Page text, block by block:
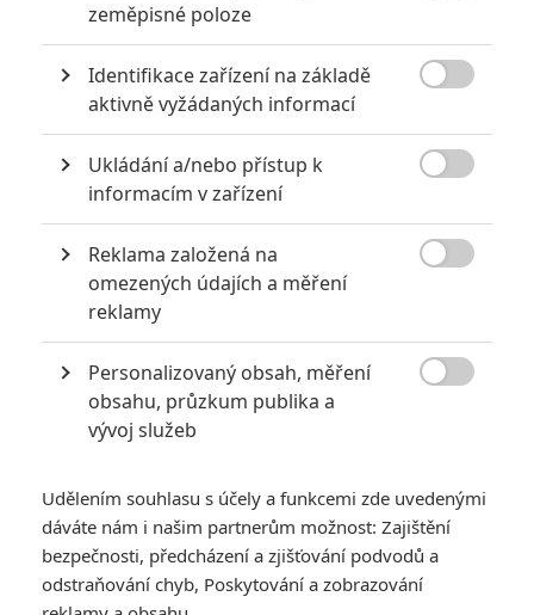
| 2024-10-06 13:02:33 | 0 0
Captain Americe: Brave New World
-------------
SPOILER
-------------
- testovací projekce bez VFX
- kdyby nebylo Forda, je to materiál pro Disney+
- černý Cap (Isaiah Bradley) zhypnotizovaný mobilem k
atentátu na prezidenta
- nový Cap zobrazovaný jako leader Avengers, ale není
- teasing nových Anvengers… a nic z toho
- Falcon/Torres skončí po pádu v nemocnici
- Sabra je předělaná z izraelské mutantky na bývalou Black
Widow bez schopností
- Serpent Society ve filmu téměř nejsou (Sidewinder +
zeměpisné poloze
Identifikace zařízení na základě
aktivně vyžádaných informací
Ukládání a/nebo přístup k
informacím v zařízení
Reklama založená na
omezených údajích a měření
reklamy
Personalizovaný obsah, měření
obsahu, průzkum publika a
vývoj služeb
Udělením souhlasu s účely a funkcemi zde uvedenými
dáváte nám i našim partnerům možnost: Zajištění
bezpečnosti, předcházení a zjišťování podvodů a
odstraňování chyb, Poskytování a zobrazování